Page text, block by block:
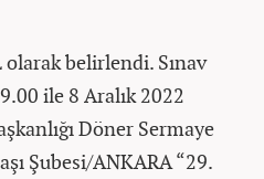
olarak belirlendi. Sınav
ile 8 Aralık 2022
Döner Sermaye
Şubesi/ANKARA “29.